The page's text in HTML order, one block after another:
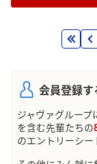
会員登録す
ジャヴァグループ
を含む先輩たちの
のエントリーシー